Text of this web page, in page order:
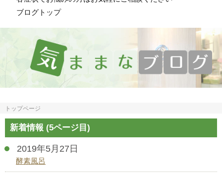
ブログトップ
トップページ
新着情報 (5ページ目)
2019年5月27日
酵素風呂